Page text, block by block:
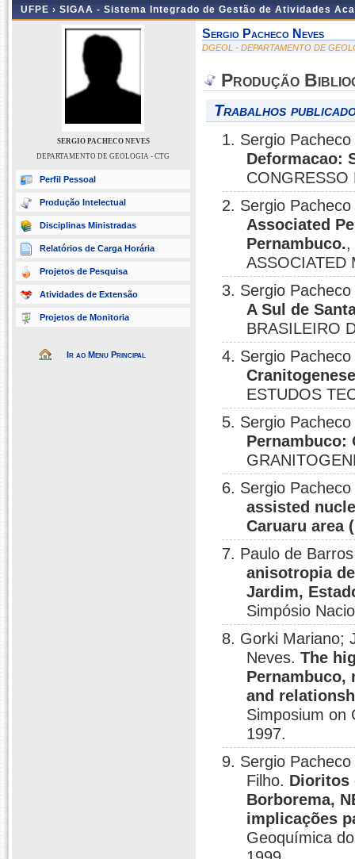
UFPE › SIGAA - Sistema Integrado de Gestão de Atividades
SERGIO PACHECO NEVES
DEPARTAMENTO DE GEOLOGIA - CTG
Perfil Pessoal
Produção Intelectual
Disciplinas Ministradas
Relatórios de Carga Horária
Projetos de Pesquisa
Atividades de Extensão
Projetos de Monitoria
Ir ao Menu Principal
Sergio Pacheco Neves
DGEOL - DEPARTAMENTO DE
Produção
Trabalhos
1. Sergio
Deformacao:
2. Sergio
Associated
Pernambuco.,
ASSOCIATED
3. Sergio
A Sul de
BRASILEIRO
4. Sergio
ESTUDOS
5. Sergio
Pernambuco:
6. Sergio
assisted
Caruaru area
7. Paulo de
anisotropia
Jardim,
Simpósio
8. Gorki Mariano;
Neves.The
Pernambuco,
and
Simposium on
1997.
9. Sergio
Filho. Dioritos
Borborema,
implicações
Geoquímica